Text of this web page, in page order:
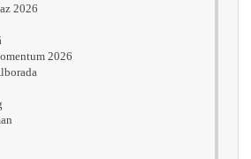
2026
2026